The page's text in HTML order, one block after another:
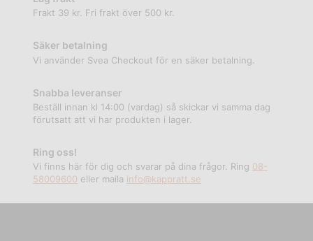
Frakt 39 kr. Fri frakt över 500 kr.
Säker betalning
Vi använder Svea Checkout för en säker betalning.
Snabba leveranser
Beställ innan kl 14:00 (vardag) så skickar vi samma dag
förutsatt att vi har produkten i lager.
Ring oss!
Vi finns här för dig och svarar på dina frågor. Ring 08-
58009600 eller maila info@kappratt.se